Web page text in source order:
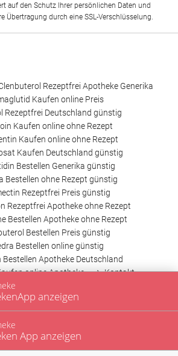
auf den Schutz Ihrer persönlichen Daten und
Übertragung durch eine SSL-Verschlüsselung.
Rezeptfrei Apotheke Generika
Kaufen online Preis
Rezeptfrei Deutschland günstig
Kaufen online ohne Rezept
Kaufen online ohne Rezept
Kaufen Deutschland günstig
Bestellen Generika günstig
Bestellen ohne Rezept günstig
Rezeptfrei Preis günstig
Rezeptfrei Apotheke ohne Rezept
Bestellen Apotheke ohne Rezept
Bestellen Preis günstig
Bestellen online günstig
Bestellen Apotheke Deutschland
online Apotheke
Kontakt
anzeigen
App anzeigen